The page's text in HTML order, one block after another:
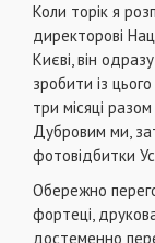
Коли торік я
директорові
Києві, він
зробити із
три місяці
Дубровим ми,
фотовідбитки
Обережно
фортеці,
достеменно